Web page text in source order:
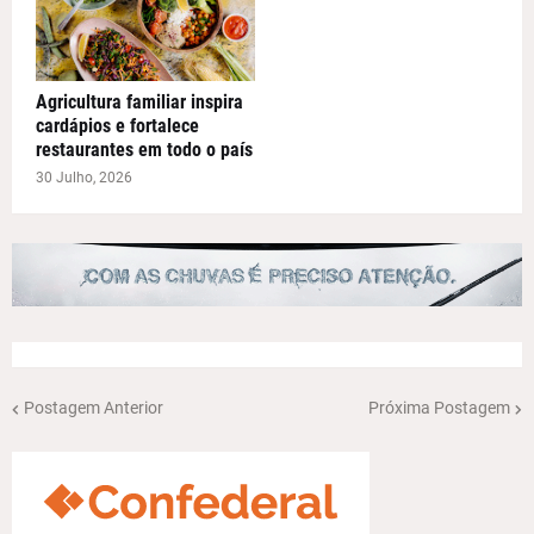
Agricultura familiar inspira
cardápios e fortalece
restaurantes em todo o país
30 Julho, 2026
Postagem Anterior Próxima Postagem